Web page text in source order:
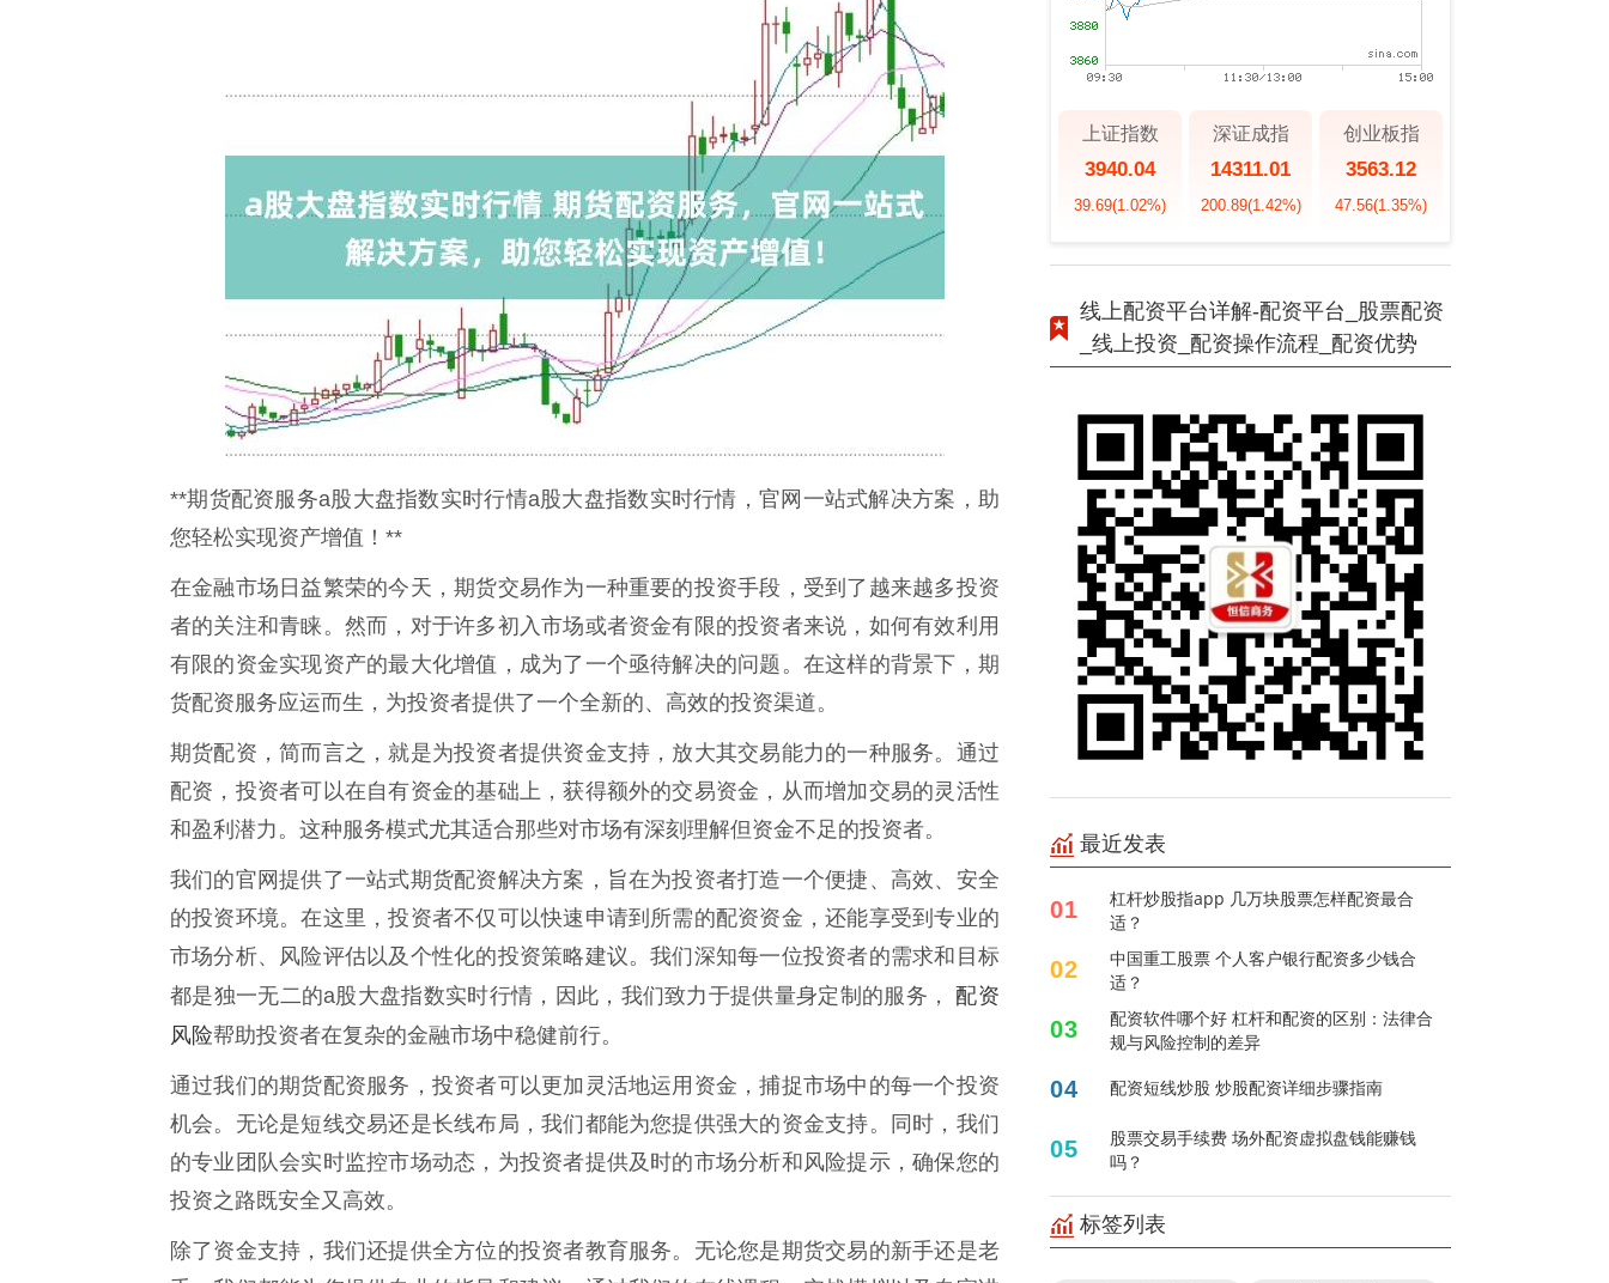
**期货配资服务a股大盘指数实时行情a股大盘指数实时行情，官网一站式解决方案，助
您轻松实现资产增值！**
在金融市场日益繁荣的今天，期货交易作为一种重要的投资手段，受到了越来越多投资
者的关注和青睐。然而，对于许多初入市场或者资金有限的投资者来说，如何有效利用
有限的资金实现资产的最大化增值，成为了一个亟待解决的问题。在这样的背景下，期
货配资服务应运而生，为投资者提供了一个全新的、高效的投资渠道。
期货配资，简而言之，就是为投资者提供资金支持，放大其交易能力的一种服务。通过
配资，投资者可以在自有资金的基础上，获得额外的交易资金，从而增加交易的灵活性
和盈利潜力。这种服务模式尤其适合那些对市场有深刻理解但资金不足的投资者。
我们的官网提供了一站式期货配资解决方案，旨在为投资者打造一个便捷、高效、安全
的投资环境。在这里，投资者不仅可以快速申请到所需的配资资金，还能享受到专业的
市场分析、风险评估以及个性化的投资策略建议。我们深知每一位投资者的需求和目标
都是独一无二的a股大盘指数实时行情，因此，我们致力于提供量身定制的服务，
配资
风险帮助投资者在复杂的金融市场中稳健前行。
通过我们的期货配资服务，投资者可以更加灵活地运用资金，捕捉市场中的每一个投资
机会。无论是短线交易还是长线布局，我们都能为您提供强大的资金支持。同时，我们
的专业团队会实时监控市场动态，为投资者提供及时的市场分析和风险提示，确保您的
投资之路既安全又高效。
除了资金支持，我们还提供全方位的投资者教育服务。无论您是期货交易的新手还是老
上证指数
3940.04
39.69(1.02%)
深证成指
14311.01
200.89(1.42%)
创业板指
3563.12
47.56(1.35%)
线上配资平台详解-配资平台_股票配资
_线上投资_配资操作流程_配资优势
最近发表
01
杠杆炒股指app 几万块股票怎样配资最合
适？
02
中国重工股票 个人客户银行配资多少钱合
适？
03
配资软件哪个好 杠杆和配资的区别：法律合
规与风险控制的差异
04 配资短线炒股 炒股配资详细步骤指南
05
股票交易手续费 场外配资虚拟盘钱能赚钱
吗？
标签列表